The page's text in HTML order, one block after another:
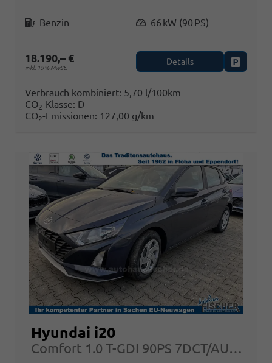
Benzin 66 kW (90 PS)
18.190,– €
inkl. 19% MwSt.
Details
Verbrauch kombiniert: 5,70 l/100km
CO2-Klasse: D
CO2-Emissionen: 127,00 g/km
Hyundai i20
Comfort 1.0 T-GDI 90PS 7DCT/AUTOMATIK, NAVI Klima PDC RFK Tempomat Alarm